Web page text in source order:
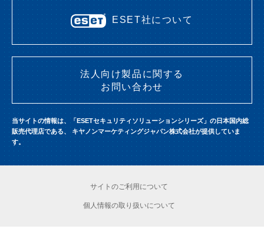
ESET社について
法人向け製品に関する
お問い合わせ
当サイトの情報は、「ESETセキュリティソリューションシリーズ」の日本国内総
販売代理店である、 キヤノンマーケティングジャパン株式会社が提供していま
す。
サイトのご利用について
個人情報の取り扱いについて